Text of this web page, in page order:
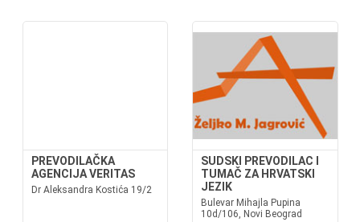
PREVODILAČKA
AGENCIJA VERITAS
Dr Aleksandra Kostića 19/2
SUDSKI PREVODILAC I
TUMAČ ZA HRVATSKI
JEZIK
Bulevar Mihajla Pupina
10d/106, Novi Beograd